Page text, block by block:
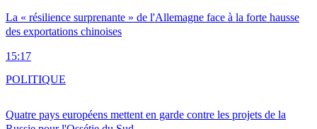
La « résilience surprenante » de l'Allemagne face à la forte hausse
des exportations chinoises
15:17
Quatre pays européens mettent en garde contre les projets de la
POLITIQUE